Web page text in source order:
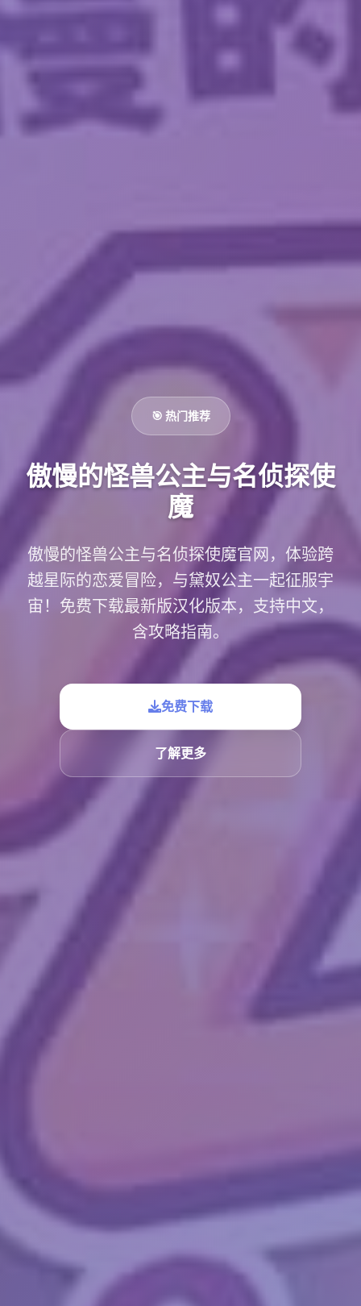
🎯 热门推荐
傲慢的怪兽公主与名侦探使
魔
傲慢的怪兽公主与名侦探使魔官网，体验跨
越星际的恋爱冒险，与黛奴公主一起征服宇
宙！免费下载最新版汉化版本，支持中文，
含攻略指南。
免费下载
了解更多